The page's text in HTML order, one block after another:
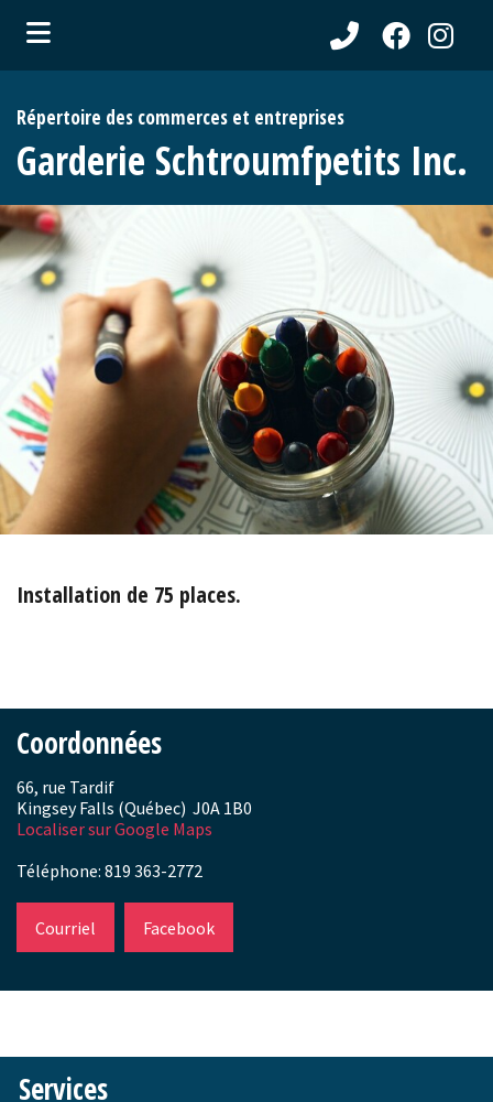
(Citoyens )
(Entreprises )
(Loisirs )
(Tourisme )
Répertoire des commerces et entreprises
Garderie Schtroumfpetits Inc.
Installation de 75 places.
Coordonnées
66, rue Tardif
Kingsey Falls (Québec) J0A 1B0
Localiser sur Google Maps
Téléphone: 819 363-2772
Courriel Facebook
Services